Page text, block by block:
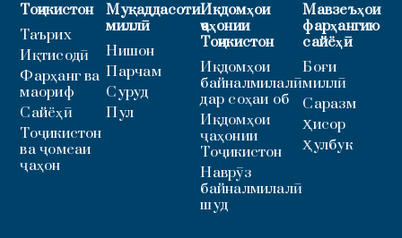
Тоҷикистон
Таърих
Иқтисодӣ
Фарҳанг ва
маориф
Сайёҳӣ
Тоҷикистон
ва ҷомеаи
ҷаҳон
Муқаддасоти
миллӣ
Нишон
Парчам
Суруд
Пул
Иқдомҳои
ҷаҳонии
Тоҷикистон
Иқдомҳои
байналмилалӣ
дар соҳаи об
Иқдомҳои
ҷаҳонии
Тоҷикистон
Наврӯз
байналмилалӣ
шуд
Мавзеъҳои
фарҳангию
сайёҳӣ
Боғи
миллӣ
Саразм
Ҳисор
Ҳулбук